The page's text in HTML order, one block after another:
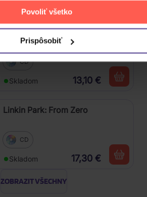
Povoliť všetko
Prispôsobiť
24,90 €
Traktor: Jungle XXI
CD
Skladom 13,10 €
Linkin Park: From Zero
CD
Skladom 17,30 €
ZOBRAZIT VŠECHNY